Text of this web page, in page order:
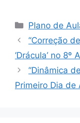
Categorias
Plano de
“Correção
‘Drácula’ no 8º
“Dinâmica
Primeiro Dia de